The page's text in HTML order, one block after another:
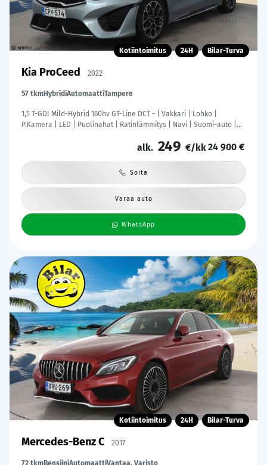
Kotiintoimitus 24H Bilar-Turva
Kia ProCeed 2022
57 tkmHybridiAutomaattiTampere
1,5 T-GDI Mild-Hybrid 160hv GT-Line DCT - | Vakkari | Lohko |
P.Kamera | LED | Puolinahat | Ratinlämmitys | Navi | Suomi-auto |
alk. 249 €/kk24 900 €
Soita
Varaa auto
WhatsApp
Kotiintoimitus 24H Bilar-Turva
Mercedes-Benz C 2017
72 tkmBensiiniAutomaattiVantaa, Varisto